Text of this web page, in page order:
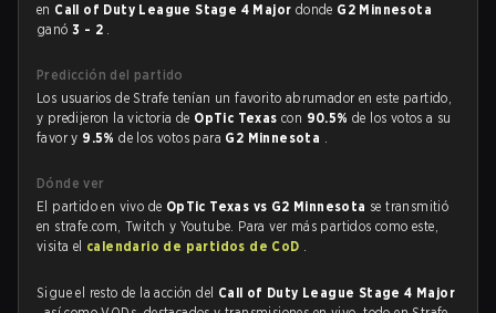
en Call of Duty League Stage 4 Major donde G2 Minnesota
ganó 3 - 2 .
Predicción del partido
Los usuarios de Strafe tenían un favorito abrumador en este partido,
y predijeron la victoria de OpTic Texascon 90.5%de los votos a su
favor y 9.5%de los votos para G2 Minnesota .
Dónde ver
El partido en vivo de OpTic Texas vs G2 Minnesota se transmitió
en strafe.com, Twitch y Youtube. Para ver más partidos como este,
visita el calendario de partidos de CoD .
Sigue el resto de la acción del Call of Duty League Stage 4 Major